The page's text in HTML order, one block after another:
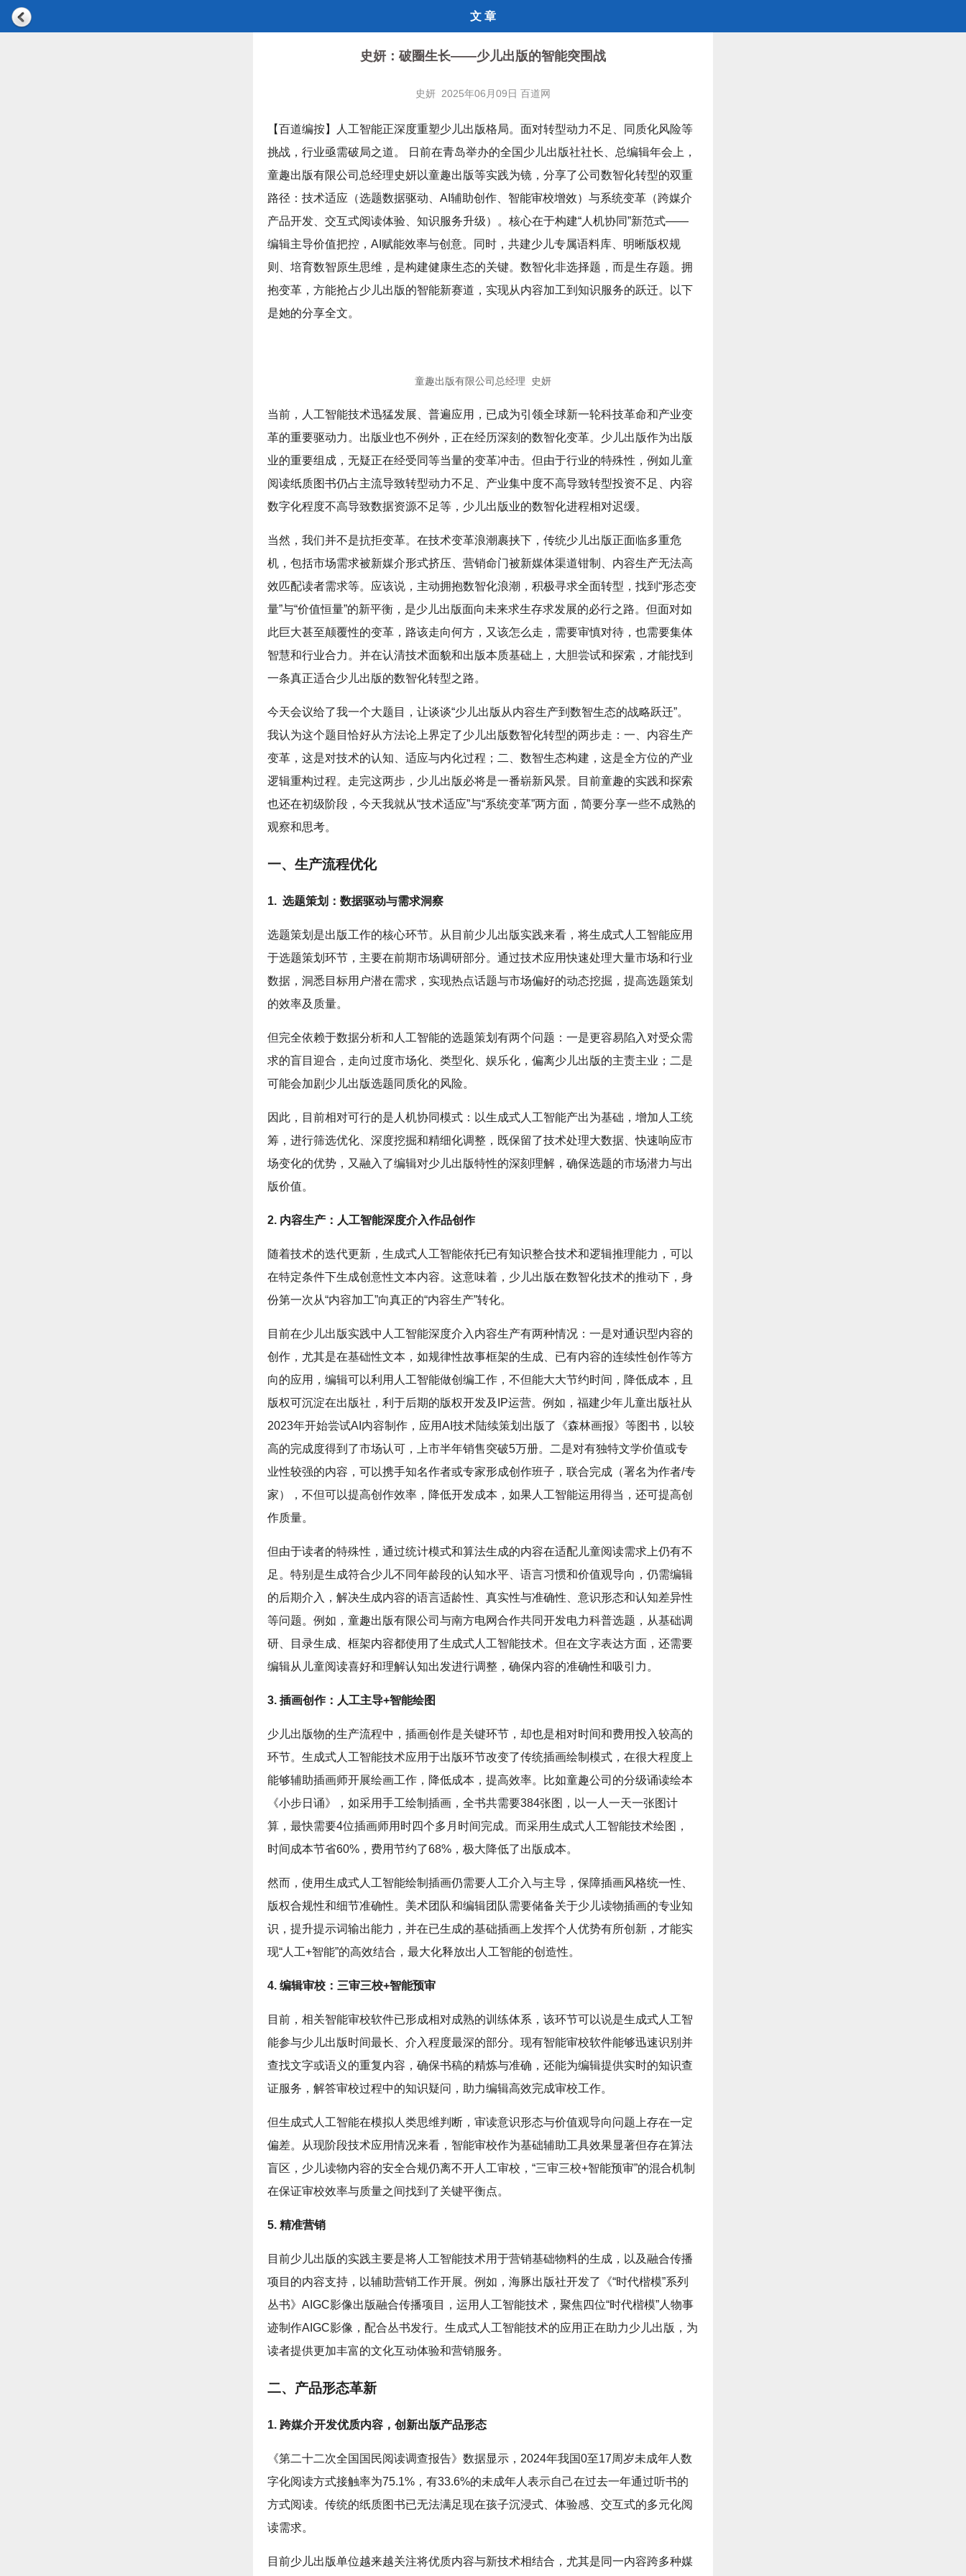
文 章
史妍：破圈生长——少儿出版的智能突围战
史妍 2025年06月09日 百道网
【百道编按】人工智能正深度重塑少儿出版格局。面对转型动力不足、同质化风险等
挑战，行业亟需破局之道。 日前在青岛举办的全国少儿出版社社长、总编辑年会上，
童趣出版有限公司总经理史妍以童趣出版等实践为镜，分享了公司数智化转型的双重
路径：技术适应（选题数据驱动、AI辅助创作、智能审校增效）与系统变革（跨媒介
产品开发、交互式阅读体验、知识服务升级）。核心在于构建“人机协同”新范式——
编辑主导价值把控，AI赋能效率与创意。同时，共建少儿专属语料库、明晰版权规
则、培育数智原生思维，是构建健康生态的关键。数智化非选择题，而是生存题。拥
抱变革，方能抢占少儿出版的智能新赛道，实现从内容加工到知识服务的跃迁。以下
是她的分享全文。
童趣出版有限公司 总经理 史妍
当前，人工智能技术迅猛发展、普遍应用，已成为引领全球新一轮科技革命和产业变
革的重要驱动力。出版业也不例外，正在经历深刻的数智化变革。少儿出版作为出版
业的重要组成，无疑正在经受同等当量的变革冲击。但由于行业的特殊性，例如儿童
阅读纸质图书仍占主流导致转型动力不足、产业集中度不高导致转型投资不足、内容
数字化程度不高导致数据资源不足等，少儿出版业的数智化进程相对迟缓。
当然，我们并不是抗拒变革。在技术变革浪潮裹挟下，传统少儿出版正面临多重危
机，包括市场需求被新媒介形式挤压、营销命门被新媒体渠道钳制、内容生产无法高
效匹配读者需求等。应该说，主动拥抱数智化浪潮，积极寻求全面转型，找到“形态变
量”与“价值恒量”的新平衡，是少儿出版面向未来求生存求发展的必行之路。但面对如
此巨大甚至颠覆性的变革，路该走向何方，又该怎么走，需要审慎对待，也需要集体
智慧和行业合力。并在认清技术面貌和出版本质基础上，大胆尝试和探索，才能找到
一条真正适合少儿出版的数智化转型之路。
今天会议给了我一个大题目，让谈谈“少儿出版从内容生产到数智生态的战略跃迁”。
我认为这个题目恰好从方法论上界定了少儿出版数智化转型的两步走：一、内容生产
变革，这是对技术的认知、适应与内化过程；二、数智生态构建，这是全方位的产业
逻辑重构过程。走完这两步，少儿出版必将是一番崭新风景。目前童趣的实践和探索
也还在初级阶段，今天我就从“技术适应”与“系统变革”两方面，简要分享一些不成熟的
观察和思考。
一、生产流程优化
1. 选题策划：数据驱动与需求洞察
选题策划是出版工作的核心环节。从目前少儿出版实践来看，将生成式人工智能应用
于选题策划环节，主要在前期市场调研部分。通过技术应用快速处理大量市场和行业
数据，洞悉目标用户潜在需求，实现热点话题与市场偏好的动态挖掘，提高选题策划
的效率及质量。
但完全依赖于数据分析和人工智能的选题策划有两个问题：一是更容易陷入对受众需
求的盲目迎合，走向过度市场化、类型化、娱乐化，偏离少儿出版的主责主业；二是
可能会加剧少儿出版选题同质化的风险。
因此，目前相对可行的是人机协同模式：以生成式人工智能产出为基础，增加人工统
筹，进行筛选优化、深度挖掘和精细化调整，既保留了技术处理大数据、快速响应市
场变化的优势，又融入了编辑对少儿出版特性的深刻理解，确保选题的市场潜力与出
版价值。
2. 内容生产：人工智能深度介入作品创作
随着技术的迭代更新，生成式人工智能依托已有知识整合技术和逻辑推理能力，可以
在特定条件下生成创意性文本内容。这意味着，少儿出版在数智化技术的推动下，身
份第一次从“内容加工”向真正的“内容生产”转化。
目前在少儿出版实践中人工智能深度介入内容生产有两种情况：一是对通识型内容的
创作，尤其是在基础性文本，如规律性故事框架的生成、已有内容的连续性创作等方
向的应用，编辑可以利用人工智能做创编工作，不但能大大节约时间，降低成本，且
版权可沉淀在出版社，利于后期的版权开发及IP运营。例如，福建少年儿童出版社从
2023年开始尝试AI内容制作，应用AI技术陆续策划出版了《森林画报》等图书，以较
高的完成度得到了市场认可，上市半年销售突破5万册。二是对有独特文学价值或专
业性较强的内容，可以携手知名作者或专家形成创作班子，联合完成（署名为作者/专
家），不但可以提高创作效率，降低开发成本，如果人工智能运用得当，还可提高创
作质量。
但由于读者的特殊性，通过统计模式和算法生成的内容在适配儿童阅读需求上仍有不
足。特别是生成符合少儿不同年龄段的认知水平、语言习惯和价值观导向，仍需编辑
的后期介入，解决生成内容的语言适龄性、真实性与准确性、意识形态和认知差异性
等问题。例如，童趣出版有限公司与南方电网合作共同开发电力科普选题，从基础调
研、目录生成、框架内容都使用了生成式人工智能技术。但在文字表达方面，还需要
编辑从儿童阅读喜好和理解认知出发进行调整，确保内容的准确性和吸引力。
3. 插画创作：人工主导+智能绘图
少儿出版物的生产流程中，插画创作是关键环节，却也是相对时间和费用投入较高的
环节。生成式人工智能技术应用于出版环节改变了传统插画绘制模式，在很大程度上
能够辅助插画师开展绘画工作，降低成本，提高效率。比如童趣公司的分级诵读绘本
《小步日诵》，如采用手工绘制插画，全书共需要384张图，以一人一天一张图计
算，最快需要4位插画师用时四个多月时间完成。而采用生成式人工智能技术绘图，
时间成本节省60%，费用节约了68%，极大降低了出版成本。
然而，使用生成式人工智能绘制插画仍需要人工介入与主导，保障插画风格统一性、
版权合规性和细节准确性。美术团队和编辑团队需要储备关于少儿读物插画的专业知
识，提升提示词输出能力，并在已生成的基础插画上发挥个人优势有所创新，才能实
现“人工+智能”的高效结合，最大化释放出人工智能的创造性。
4. 编辑审校：三审三校+智能预审
目前，相关智能审校软件已形成相对成熟的训练体系，该环节可以说是生成式人工智
能参与少儿出版时间最长、介入程度最深的部分。现有智能审校软件能够迅速识别并
查找文字或语义的重复内容，确保书稿的精炼与准确，还能为编辑提供实时的知识查
证服务，解答审校过程中的知识疑问，助力编辑高效完成审校工作。
但生成式人工智能在模拟人类思维判断，审读意识形态与价值观导向问题上存在一定
偏差。从现阶段技术应用情况来看，智能审校作为基础辅助工具效果显著但存在算法
盲区，少儿读物内容的安全合规仍离不开人工审校，“三审三校+智能预审”的混合机制
在保证审校效率与质量之间找到了关键平衡点。
5. 精准营销
目前少儿出版的实践主要是将人工智能技术用于营销基础物料的生成，以及融合传播
项目的内容支持，以辅助营销工作开展。例如，海豚出版社开发了《“时代楷模”系列
丛书》AIGC影像出版融合传播项目，运用人工智能技术，聚焦四位“时代楷模”人物事
迹制作AIGC影像，配合丛书发行。生成式人工智能技术的应用正在助力少儿出版，为
读者提供更加丰富的文化互动体验和营销服务。
二、产品形态革新
1. 跨媒介开发优质内容，创新出版产品形态
《第二十二次全国国民阅读调查报告》数据显示，2024年我国0至17周岁未成年人数
字化阅读方式接触率为75.1%，有33.6%的未成年人表示自己在过去一年通过听书的
方式阅读。传统的纸质图书已无法满足现在孩子沉浸式、体验感、交互式的多元化阅
读需求。
目前少儿出版单位越来越关注将优质内容与新技术相结合，尤其是同一内容跨多种媒